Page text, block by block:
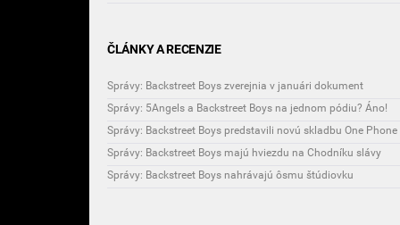
ČLÁNKY A RECENZIE
Správy: Backstreet Boys zverejnia v januári dokument
Správy: 5Angels a Backstreet Boys na jednom pódiu? Áno!
Správy: Backstreet Boys predstavili novú skladbu One Phone
Správy: Backstreet Boys majú hviezdu na Chodníku slávy
Správy: Backstreet Boys nahrávajú ôsmu štúdiovku